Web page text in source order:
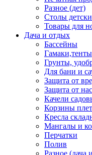
Разное (дет)
Столы
Товары для
Дача и отдых
Бассейны
Гамаки,тенты
Грунты,
Для бани и
Защита от
Защита от
Качели
Корзины
Кресла
Мангалы и
Перчатки
Полив
Разное (дача